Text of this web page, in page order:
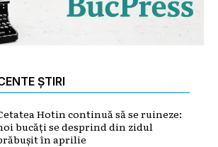
ȘTIRI
Hotin continuă să se ruineze:
bucăți se desprind din zidul
în aprilie